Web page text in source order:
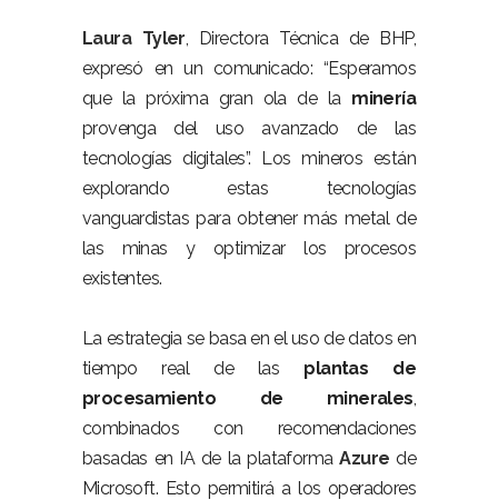
Laura Tyler, Directora Técnica de BHP,
expresó en un comunicado: “Esperamos
que la próxima gran ola de la minería
provenga del uso avanzado de las
tecnologías digitales”. Los mineros están
explorando estas tecnologías
vanguardistas para obtener más metal de
las minas y optimizar los procesos
existentes.
La estrategia se basa en eluso de datos en
tiempo real de las plantas de
procesamiento de minerales,
combinados con recomendaciones
basadas en IA de la plataformaAzure de
Microsoft. Esto permitirá a los operadores